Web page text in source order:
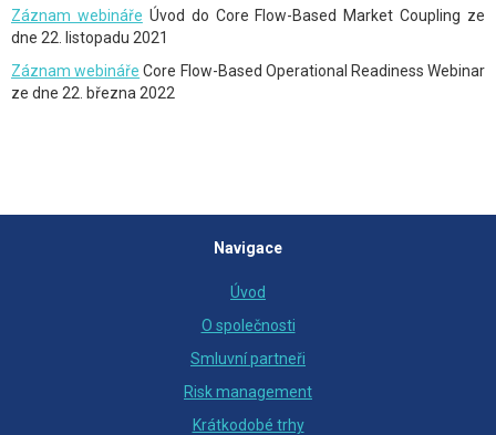
Záznam webináře Úvod do Core Flow-Based Market Coupling ze
dne 22. listopadu 2021
Záznam webináře Core Flow-Based Operational Readiness Webinar
ze dne 22. března 2022
Navigace
Úvod
O společnosti
Smluvní partneři
Risk management
Krátkodobé trhy